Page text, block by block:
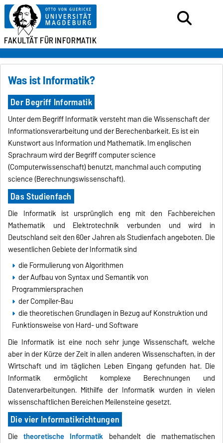
FAKULTÄT FÜRINFORMATIK
Was ist Informatik?
Der Begriff Informatik
Unter dem Begriff Informatik versteht man die Wissenschaft der
Informationsverarbeitung und der Berechenbarkeit. Es ist ein
Kunstwort aus Information und Mathematik. Im englischen
Sprachraum wird der Begriff computer science
(Computerwissenschaft) benutzt, manchmal auch computing
science (Berechnungswissenschaft).
Das Studienfach
Die Informatik ist ursprünglich eng mit den Fachbereichen
Mathematik und Elektrotechnik verbunden und wird in
Deutschland seit den 60er Jahren als Studienfach angeboten. Die
wesentlichen Gebiete der Informatik sind
die Formulierung von Algorithmen
der Aufbau von Syntax und Semantik von
Programmiersprachen
der Compiler-Bau
die theoretischen Grundlagen in Bezug auf Konstruktion und
Funktionsweise von Hard- und Software
Die Informatik ist eine noch sehr junge Wissenschaft, welche
aber in der Kürze der Zeit in allen anderen Wissenschaften, in der
Wirtschaft und im täglichen Leben Eingang gefunden hat. Die
Informatik ermöglicht komplexe Berechnungen und
Datenverarbeitungen. Mithilfe der Informatik wurden in vielen
wissenschaftlichen Bereichen Meilensteine gesetzt.
Die vier Informatikrichtungen
Dietheoretische Informatik behandelt die mathematischen